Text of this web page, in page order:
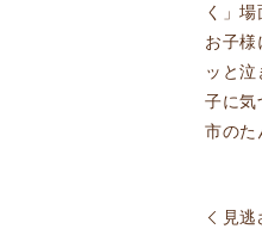
く」
お子
ッと
子に気
市のた
見